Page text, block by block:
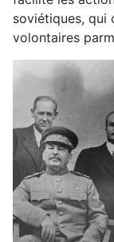
soviétiques, qui
volontaires